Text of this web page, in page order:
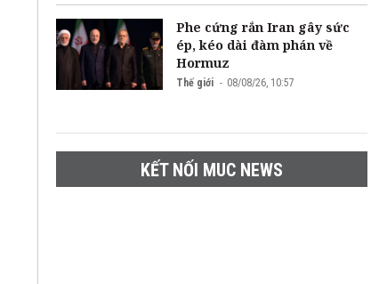
Phe cứng rắn Iran gây sức
ép, kéo dài đàm phán về
Hormuz
Thế giới 08/08/26, 10:57
KẾT NỐI MUC NEWS